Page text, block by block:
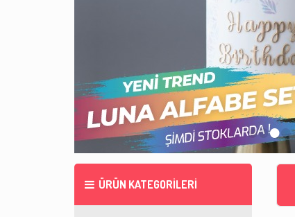
••••
ÜRÜN KATEGORİLERİ